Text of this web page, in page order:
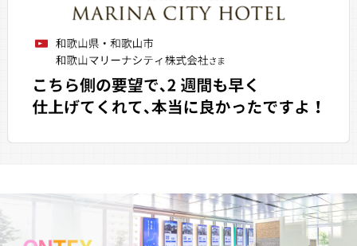
しております。担当の皆様に感謝いたします。
担当：多摩西支店
2026年7月27日
皆さん丁寧に説明してくれました。また、押し
担当：愛知中央支店
2026年7月27日